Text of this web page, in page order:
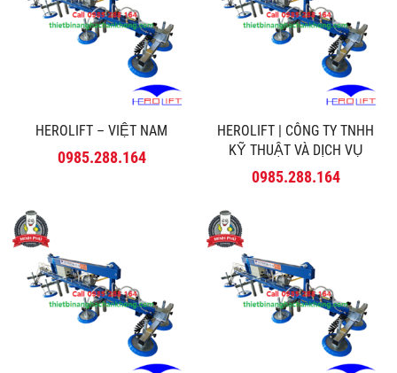
HEROLIFT – VIỆT NAM
0985.288.164
HEROLIFT | CÔNG TY TNHH
KỸ THUẬT VÀ DỊCH VỤ
MINH PHÚ
0985.288.164